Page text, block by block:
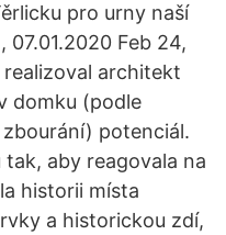
pro urny naší
07.01.2020 Feb 24,
realizoval architekt
domku (podle
potenciál.
aby reagovala na
historii místa
a historickou zdí,